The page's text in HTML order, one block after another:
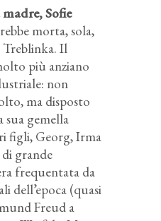
Sofie
morta, sola,
Treblinka. Il
più anziano
non
ma disposto
sua gemella
figli, Georg, Irma
grande
frequentata da
dell’epoca (quasi
Freud a